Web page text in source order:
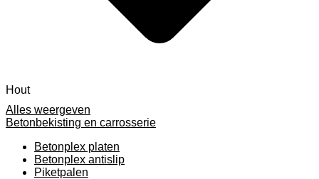
Alles weergeven
Betonbekisting en carrosserie
Betonplex platen
Betonplex antislip
Piketpalen
Hout